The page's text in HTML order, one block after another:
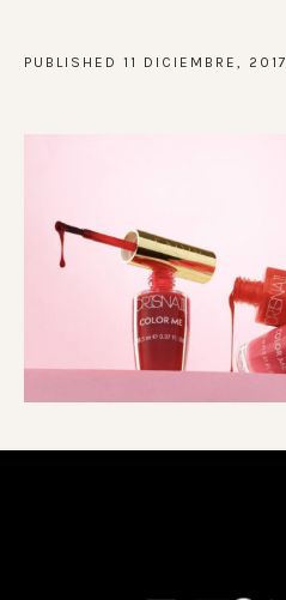
PUBLISHED 11 DICIEMBRE, 2017